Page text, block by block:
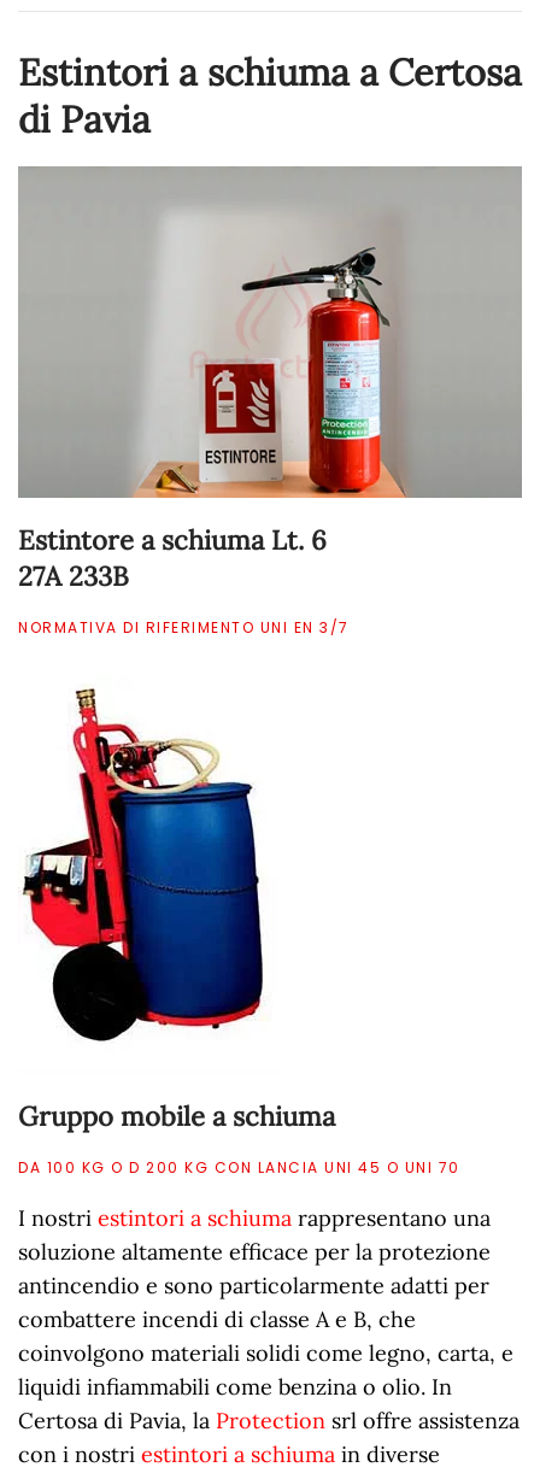
Estintori a schiuma a Certosa
di Pavia
Estintore a schiuma Lt. 6
27A 233B
NORMATIVA DI RIFERIMENTO UNI EN 3/7
Gruppo mobile a schiuma
DA 100 KG O D 200 KG CON LANCIA UNI 45 O UNI 70
I nostri estintori a schiuma rappresentano una
soluzione altamente efficace per la protezione
antincendio e sono particolarmente adatti per
combattere incendi di classe A e B, che
coinvolgono materiali solidi come legno, carta, e
liquidi infiammabili come benzina o olio. In
Certosa di Pavia, la Protection srl offre assistenza
con i nostri estintori a schiuma in diverse